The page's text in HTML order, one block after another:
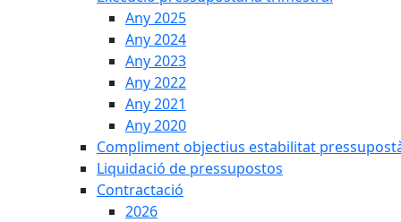
Any 2025
Any 2024
Any 2023
Any 2022
Any 2021
Any 2020
Compliment objectius estabilitat
Liquidació de pressupostos
Contractació
2026